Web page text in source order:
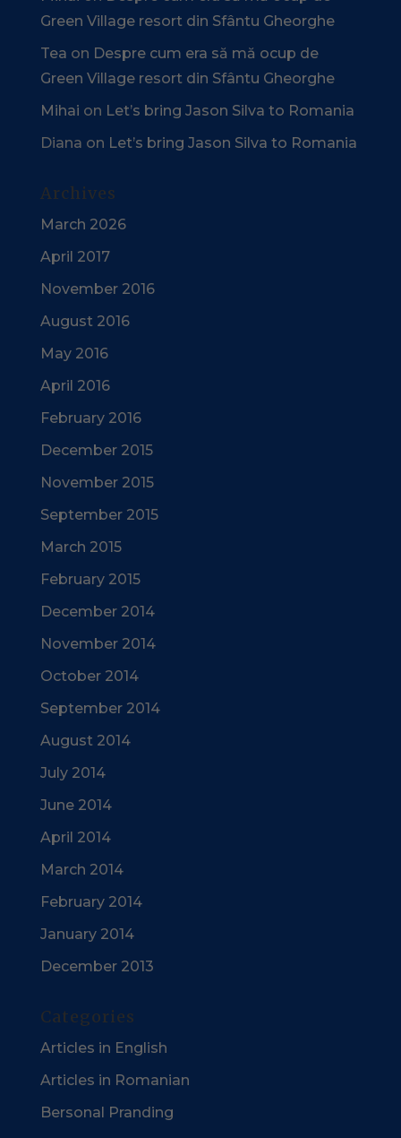
Green Village resort din Sfântu Gheorghe
Tea on Despre cum era să mă ocup de
Green Village resort din Sfântu Gheorghe
Mihai on Let’s bring Jason Silva to Romania
Diana on Let’s bring Jason Silva to Romania
Archives
March 2026
April 2017
November 2016
August 2016
May 2016
April 2016
February 2016
December 2015
November 2015
September 2015
March 2015
February 2015
December 2014
November 2014
October 2014
September 2014
August 2014
July 2014
June 2014
April 2014
March 2014
February 2014
January 2014
December 2013
Categories
Articles in English
Articles in Romanian
Bersonal Pranding